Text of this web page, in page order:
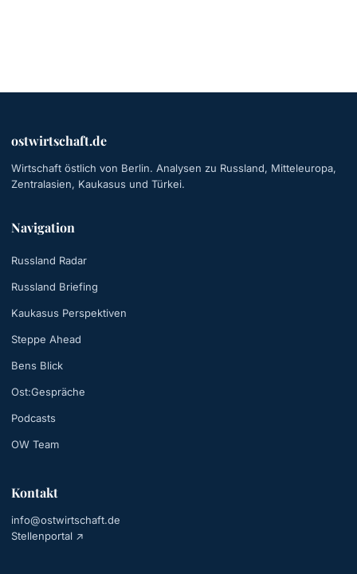
ostwirtschaft.de
Wirtschaft östlich von Berlin. Analysen zu Russland, Mitteleuropa,
Zentralasien, Kaukasus und Türkei.
Navigation
Russland Radar
Russland Briefing
Kaukasus Perspektiven
Steppe Ahead
Bens Blick
Ost:Gespräche
Podcasts
OW Team
Kontakt
info@ostwirtschaft.de
Stellenportal ↗